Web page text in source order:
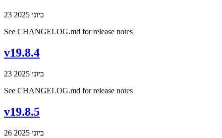
23 ביוני 2025
See CHANGELOG.md for release notes
v19.8.4
23 ביוני 2025
See CHANGELOG.md for release notes
v19.8.5
26 ביוני 2025